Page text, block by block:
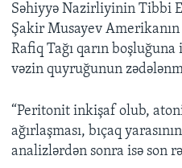
Səhiyyə Nazirliyinin Tibbi
Şakir Musayev
Rafiq Tağı qarın boşluğuna
vəzin quyruğunun
“Peritonit inkişaf olub,
ağırlaşması, bıçaq
analizlərdən sonra isə son